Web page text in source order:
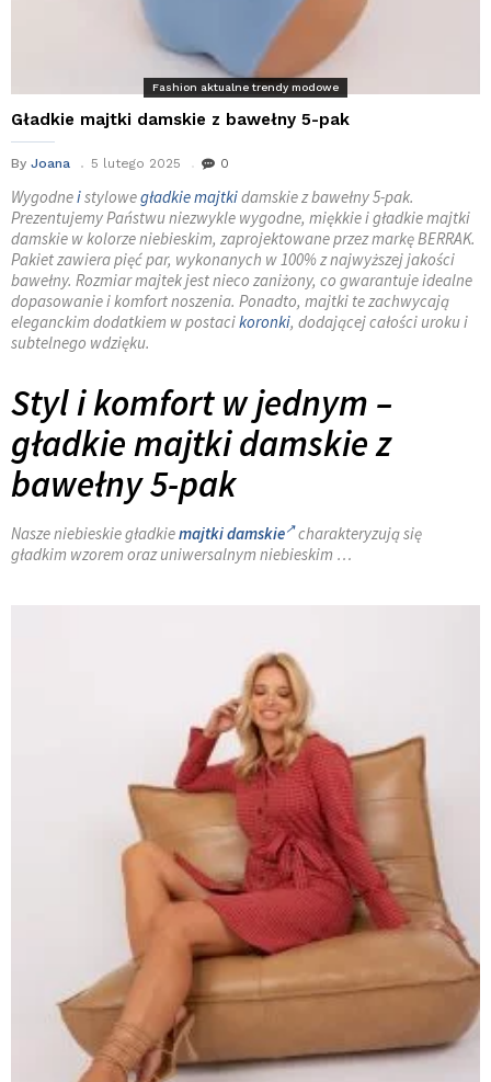
Fashion aktualne trendy modowe
Gładkie majtki damskie z bawełny 5-pak
By Joana 5 lutego 2025 0
Wygodneistylowegładkie majtkidamskie z bawełny 5-pak.
Prezentujemy Państwu niezwykle wygodne, miękkie i gładkie majtki
damskie w kolorze niebieskim, zaprojektowane przez markę BERRAK.
Pakiet zawiera pięć par, wykonanych w 100% z najwyższej jakości
bawełny. Rozmiar majtek jest nieco zaniżony, co gwarantuje idealne
dopasowanie i komfort noszenia. Ponadto, majtki te zachwycają
eleganckim dodatkiem w postacikoronki, dodającej całości uroku i
subtelnego wdzięku.
Styl i komfort w jednym –
gładkie majtki damskie z
bawełny 5-pak
Nasze niebieskie gładkiemajtki damskie charakteryzują się
gładkim wzorem oraz uniwersalnym niebieskim …